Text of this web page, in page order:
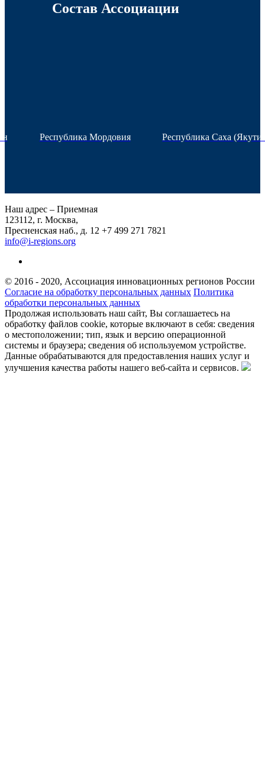
Состав Ассоциации
Республика Мордовия Республика Саха
Наш адрес – Приемная
123112, г. Москва,
Пресненская наб., д. 12 +7 499 271 7821
info@i-regions.org
© 2016 - 2020, Ассоциация инновационных регионов России
Согласие на обработку персональных данных Политика
обработки персональных данных
Продолжая использовать наш сайт, Вы соглашаетесь на
обработку файлов cookie, которые включают в себя: сведения
о местоположении; тип, язык и версию операционной
системы и браузера; сведения об используемом устройстве.
Данные обрабатываются для предоставления наших услуг и
улучшения качества работы нашего веб-сайта и сервисов.